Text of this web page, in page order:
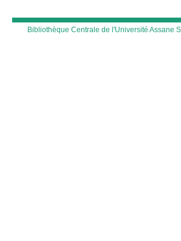
Bibliothèque Centrale de l'Université Assane